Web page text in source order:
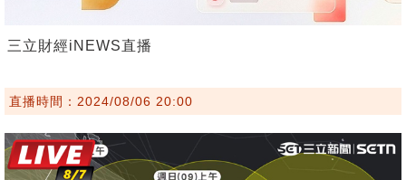
三立財經iNEWS直播
直播時間：2024/08/06 20:00